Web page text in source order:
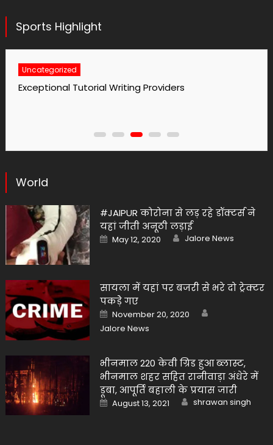
Sports Highlight
Uncategorized
No1 Essay Writing Service Grabmyessay Com
World
#JAIPUR कोरोना से लड़ रहे डॉक्टर्स ने
यहां जीती अनूठी लड़ाई
Posted
on
May 12, 2020 Author
Jalore News
सायला में यहां पर बजरी से भरे दो ट्रेक्टर
पकड़ेे गए
Posted
on
November 20, 2020
Jalore News
भीनमाल 220 केवी ग्रिड हुआ ब्लास्ट,
भीनमाल शहर सहित रानीवाड़ा अंधेरे में
डूबा, आपूर्ति बहाली के प्रयास जारी
Posted
on
August 13, 2021 Author
shrawan singh